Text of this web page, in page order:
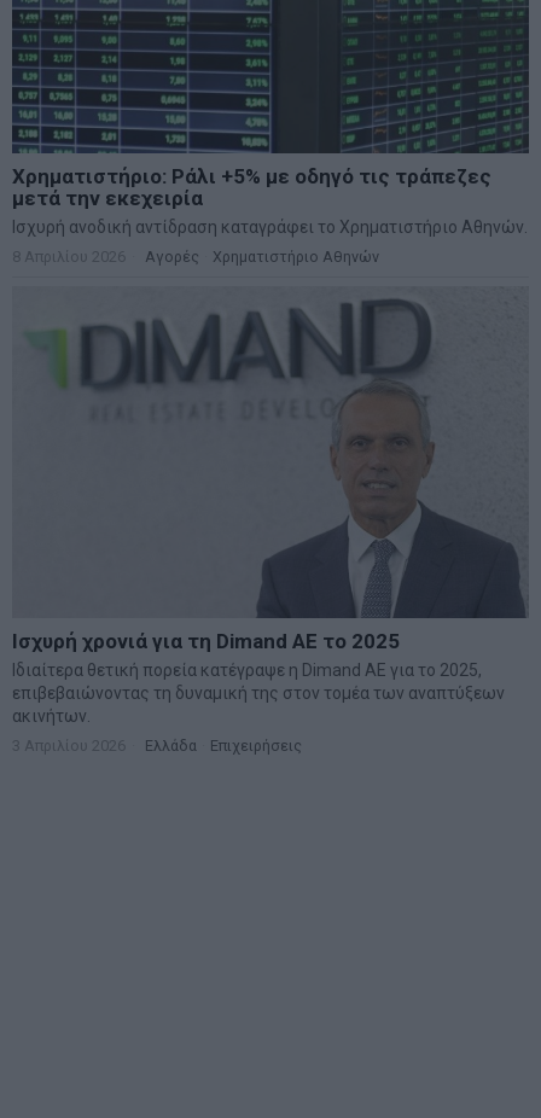
Χρηματιστήριο: Ράλι +5% με οδηγό τις τράπεζες
μετά την εκεχειρία
Ισχυρή ανοδική αντίδραση καταγράφει το Χρηματιστήριο Αθηνών.
8 Απριλίου 2026 Αγορές Χρηματιστήριο Αθηνών
Ισχυρή χρονιά για τη Dimand ΑΕ το 2025
Ιδιαίτερα θετική πορεία κατέγραψε η Dimand ΑΕ για το 2025,
επιβεβαιώνοντας τη δυναμική της στον τομέα των αναπτύξεων
ακινήτων.
3 Απριλίου 2026 Ελλάδα Επιχειρήσεις